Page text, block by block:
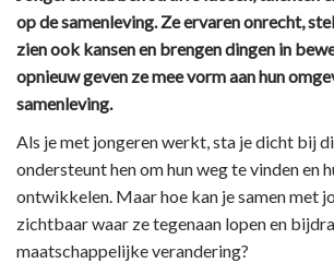
op de samenleving. Ze ervaren onrecht,
zien ook kansen en brengen dingen in
opnieuw geven ze mee vorm aan hun
samenleving.
Als je met jongeren werkt, sta je dicht bij
ondersteunt hen om hun weg te vinden en
ontwikkelen. Maar hoe kan je samen met
zichtbaar waar ze tegenaan lopen en
maatschappelijke verandering?